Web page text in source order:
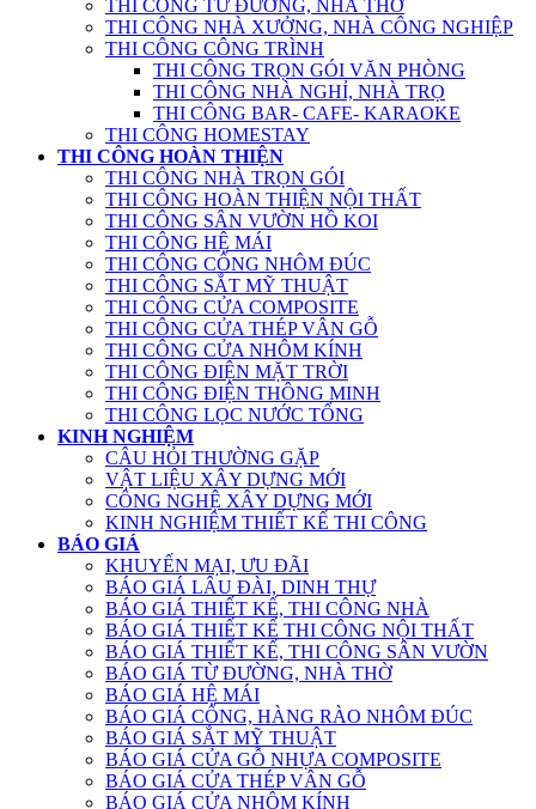
THI CÔNG TỪ ĐƯỜNG, NHÀ THỜ
THI CÔNG NHÀ XƯỞNG, NHÀ CÔNG NGHIỆP
THI CÔNG CÔNG TRÌNH
THI CÔNG TRỌN GÓI VĂN PHÒNG
THI CÔNG NHÀ NGHỈ, NHÀ TRỌ
THI CÔNG BAR- CAFE- KARAOKE
THI CÔNG HOMESTAY
THI CÔNG HOÀN THIỆN
THI CÔNG NHÀ TRỌN GÓI
THI CÔNG HOÀN THIỆN NỘI THẤT
THI CÔNG SÂN VƯỜN HỒ KOI
THI CÔNG HỆ MÁI
THI CÔNG CỔNG NHÔM ĐÚC
THI CÔNG SẮT MỸ THUẬT
THI CÔNG CỬA COMPOSITE
THI CÔNG CỬA THÉP VÂN GỖ
THI CÔNG CỬA NHÔM KÍNH
THI CÔNG ĐIỆN MẶT TRỜI
THI CÔNG ĐIỆN THÔNG MINH
THI CÔNG LỌC NƯỚC TỔNG
KINH NGHIỆM
CÂU HỎI THƯỜNG GẶP
VẬT LIỆU XÂY DỰNG MỚI
CÔNG NGHỆ XÂY DỰNG MỚI
KINH NGHIỆM THIẾT KẾ THI CÔNG
BÁO GIÁ
KHUYẾN MẠI, ƯU ĐÃI
BÁO GIÁ LÂU ĐÀI, DINH THỰ
BÁO GIÁ THIẾT KẾ, THI CÔNG NHÀ
BÁO GIÁ THIẾT KẾ THI CÔNG NỘI THẤT
BÁO GIÁ THIẾT KẾ, THI CÔNG SÂN VƯỜN
BÁO GIÁ TỪ ĐƯỜNG, NHÀ THỜ
BÁO GIÁ HỆ MÁI
BÁO GIÁ CỔNG, HÀNG RÀO NHÔM ĐÚC
BÁO GIÁ SẮT MỸ THUẬT
BÁO GIÁ CỬA GỖ NHỰA COMPOSITE
BÁO GIÁ CỬA THÉP VÂN GỖ
BÁO GIÁ CỬA NHÔM KÍNH